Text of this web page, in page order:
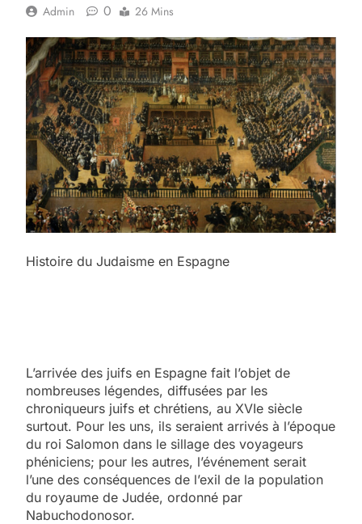
Admin 0 26 Mins
Histoire du Judaisme en Espagne
L’arrivée des juifs en Espagne fait l’objet de
nombreuses légendes, diffusées par les
chroniqueurs juifs et chrétiens, au XVIe siècle
surtout. Pour les uns, ils seraient arrivés à l’époque
du roi Salomon dans le sillage des voyageurs
phéniciens; pour les autres, l’événement serait
l’une des conséquences de l’exil de la population
du royaume de Judée, ordonné par
Nabuchodonosor.